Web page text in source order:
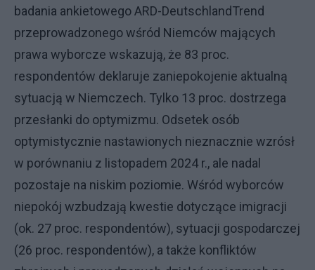
badania ankietowego ARD-DeutschlandTrend
przeprowadzonego wśród Niemców mających
prawa wyborcze wskazują, że 83 proc.
respondentów deklaruje zaniepokojenie aktualną
sytuacją w Niemczech. Tylko 13 proc. dostrzega
przesłanki do optymizmu. Odsetek osób
optymistycznie nastawionych nieznacznie wzrósł
w porównaniu z listopadem 2024 r., ale nadal
pozostaje na niskim poziomie. Wśród wyborców
niepokój wzbudzają kwestie dotyczące imigracji
(ok. 27 proc. respondentów), sytuacji gospodarczej
(26 proc. respondentów), a także konfliktów